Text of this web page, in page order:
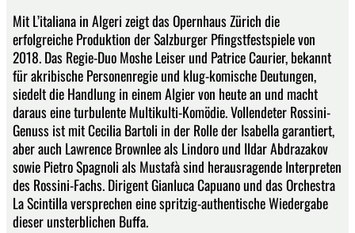
Mit L’italiana in Algeri zeigt das Opernhaus Zürich die
erfolgreiche Produktion der Salzburger Pfingstfestspiele von
2018. Das Regie-Duo Moshe Leiser und Patrice Caurier, bekannt
für akribische Personenregie und klug-komische Deutungen,
siedelt die Handlung in einem Algier von heute an und macht
daraus eine turbulente Multikulti-Komödie. Vollendeter Rossini-
Genuss ist mit Cecilia Bartoli in der Rolle der Isabella garantiert,
aber auch Lawrence Brownlee als Lindoro und Ildar Abdrazakov
sowie Pietro Spagnoli als Mustafà sind herausragende Interpreten
des Rossini-Fachs. Dirigent Gianluca Capuano und das Orchestra
La Scintilla versprechen eine spritzig-authentische Wiedergabe
dieser unsterblichen Buffa.